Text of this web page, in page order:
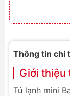
Thông tin chi
Giới thiệu
Tủ lạnh mini